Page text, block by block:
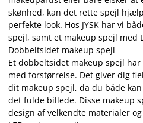
skønhed, kan det rette spejl
perfekte look. Hos JYSK har vi
spejl, samt et makeup spejl med
Dobbeltsidet makeup spejl
Et dobbeltsidet makeup spejl
med forstørrelse. Det giver dig
dit makeup spejl, da du både
det fulde billede. Disse makeup
design af velkendte materialer